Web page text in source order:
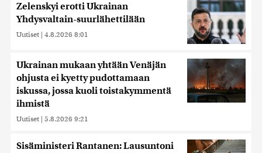
Zelenskyi erotti Ukrainan
Yhdysvaltain-suurlähettilään
Uutiset | 4.8.2026 8:01
Ukrainan mukaan yhtään Venäjän
ohjusta ei kyetty pudottamaan
iskussa, jossa kuoli toistakymmentä
ihmistä
Uutiset | 5.8.2026 9:21
Sisäministeri Rantanen: Lausuntoni